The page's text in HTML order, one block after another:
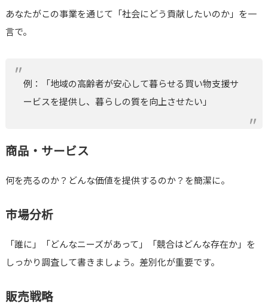
あなたがこの事業を通じて「社会にどう貢献したいのか」を一
言で。
例：「地域の高齢者が安心して暮らせる買い物支援サ
ービスを提供し、暮らしの質を向上させたい」
商品・サービス
何を売るのか？どんな価値を提供するのか？を簡潔に。
市場分析
「誰に」「どんなニーズがあって」「競合はどんな存在か」を
しっかり調査して書きましょう。差別化が重要です。
販売戦略